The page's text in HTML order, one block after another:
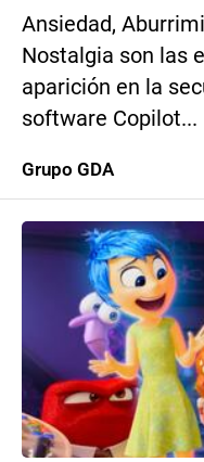
Ansiedad,
Nostalgia son las
aparición en la
software Copilot...
Grupo GDA